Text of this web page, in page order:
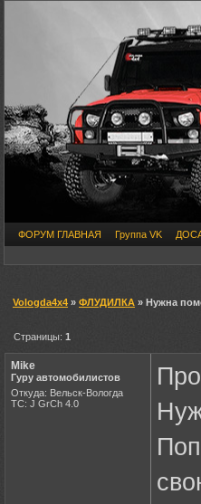
ФОРУМ ГЛАВНАЯ Группа VK
Vologda4x4 » ФЛУДИЛКА » Нужна
Страницы:1
Mike
Гуру автомобилистов
Откуда: Вельск-Вологда
ТС: J GrCh 4.0